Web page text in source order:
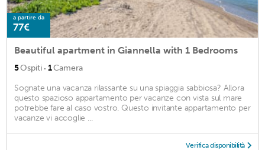
a partire da
77€
Beautiful apartment in Giannella with 1 Bedrooms
5Ospiti · 1Camera
Sognate una vacanza rilassante su una spiaggia sabbiosa? Allora
questo spazioso appartamento per vacanze con vista sul mare
potrebbe fare al caso vostro. Questo invitante appartamento per
vacanze vi accoglie ...
Verifica disponibilità